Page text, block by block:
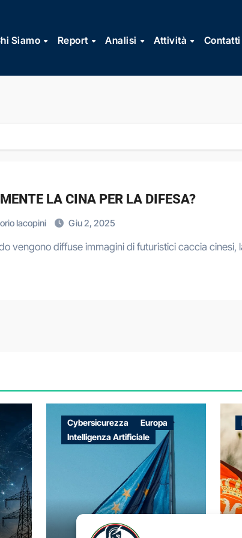
contenuto
Siamo Report Analisi Attività Contatti
LA CINA PER LA DIFESA?
Iacopini Giu 2, 2025
vengono diffuse immagini di futuristici caccia cinesi,
Cybersicurezza
Europa
Intelligenza Artificiale